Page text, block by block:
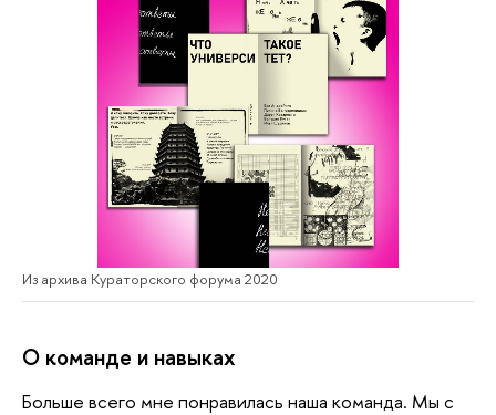
Из архива Кураторского форума 2020
О команде и навыках
Больше всего мне понравилась наша команда. Мы с